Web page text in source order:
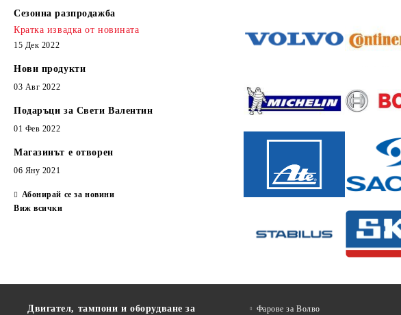
Сезонна разпродажба
Кратка извадка от новината
15 Дек 2022
Нови продукти
03 Авг 2022
Подаръци за Свети Валентин
01 Фев 2022
Магазинът е отворен
06 Яну 2021
Абонирай се за новини
Виж всички
Двигател, тампони и оборудване за
Фарове за Волво